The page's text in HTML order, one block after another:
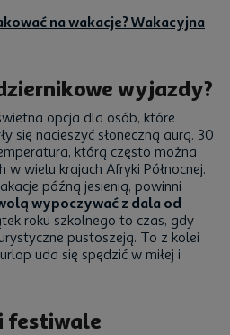
na wakacje? Wakacyjna
wyjazdy?
opcja dla osób, które
się nacieszyć słoneczną aurą. 30
którą często można
wielu krajach Afryki Północnej.
późną jesienią, powinni
wypoczywać z dala od
roku szkolnego to czas, gdy
pustoszeją. To z kolei
uda się spędzić w miłej i
festiwale